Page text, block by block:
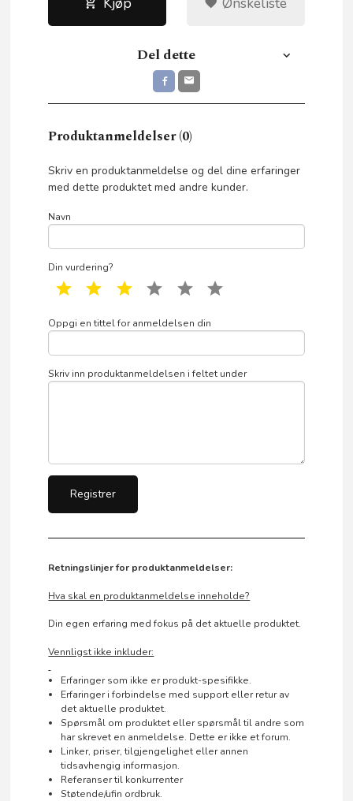
Del dette
Produktanmeldelser (0)
Skriv en produktanmeldelse og del dine erfaringer
med dette produktet med andre kunder.
Navn
Din vurdering?
1 star 2 star 3 star 4 star 5 star
Oppgi en tittel for anmeldelsen din
Skriv inn produktanmeldelsen i feltet under
Retningslinjer for produktanmeldelser:
Hva skal en produktanmeldelse inneholde?
Din egen erfaring med fokus på det aktuelle produktet.
Vennligst ikke inkluder:
Erfaringer som ikke er produkt-spesifikke.
Erfaringer i forbindelse med support eller retur av
det aktuelle produktet.
Spørsmål om produktet eller spørsmål til andre som
har skrevet en anmeldelse. Dette er ikke et forum.
Linker, priser, tilgjengelighet eller annen
tidsavhengig informasjon.
Referanser til konkurrenter
Støtende/ufin ordbruk.